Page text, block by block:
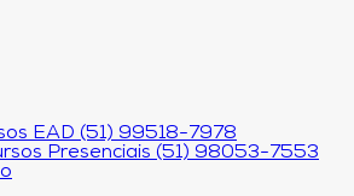
EAD (51) 99518-7978
Presenciais (51) 98053-7553